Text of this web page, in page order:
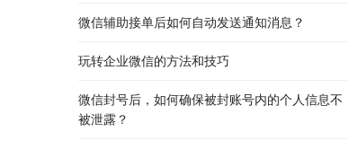
微信辅助接单后如何自动发送通知消息？
玩转企业微信的方法和技巧
微信封号后，如何确保被封账号内的个人信息不
被泄露？